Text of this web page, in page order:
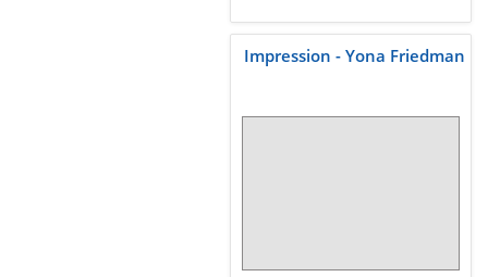
Impression - Yona Friedman